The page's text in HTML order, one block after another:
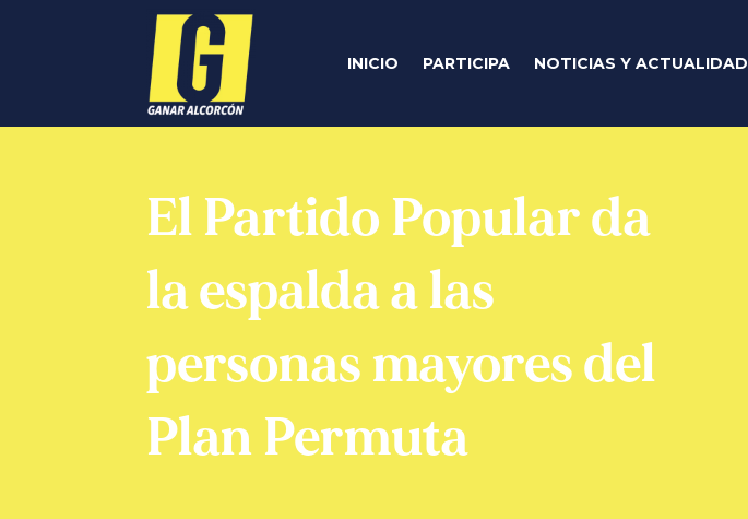
INICIO PARTICIPA NOTICIAS Y ACTUALIDAD
El Partido Popular da
la espalda a las
personas mayores del
Plan Permuta